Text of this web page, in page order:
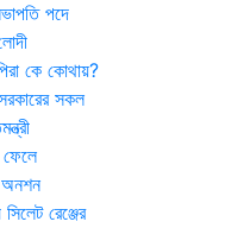
পদে
কে কোথায়?
সকল
ফেলে
অনশন
রেঞ্জের